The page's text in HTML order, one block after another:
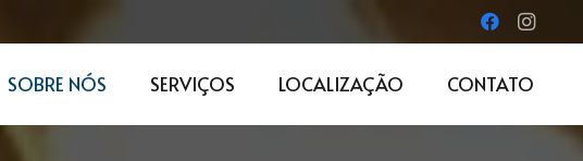
SOBRE NÓS SERVIÇOS LOCALIZAÇÃO CONTATO